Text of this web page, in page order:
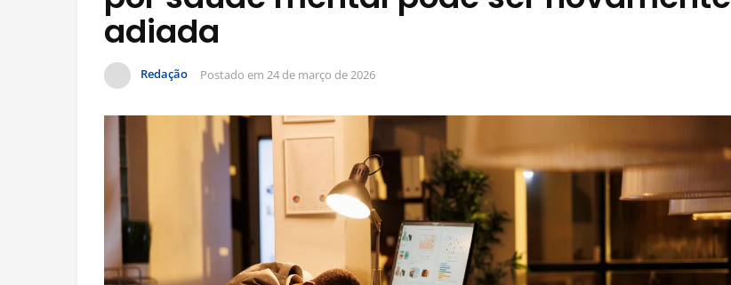
adiada
Redação Postado em 24 de março de 2026